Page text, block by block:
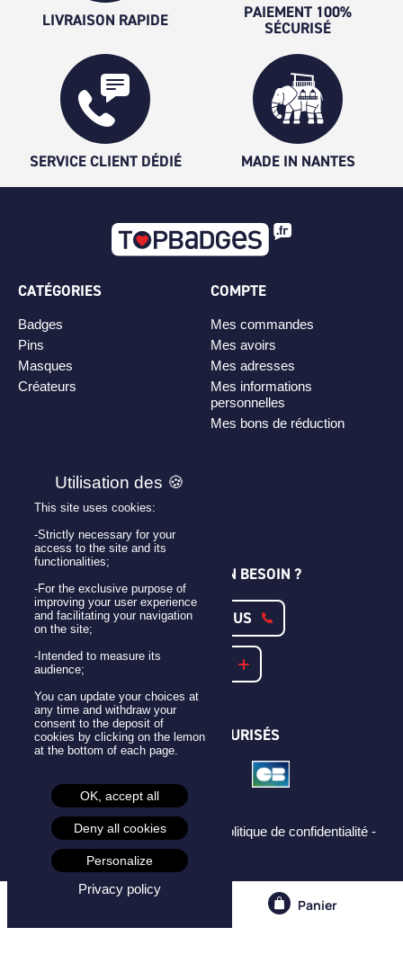
Panier
LIVRAISON RAPIDE
PAIEMENT 100%
SÉCURISÉ
SERVICE CLIENT DÉDIÉ MADE IN NANTES
CATÉGORIES
Badges
Pins
Masques
Créateurs
COMPTE
Mes commandes
Mes avoirs
Mes adresses
Mes informations
personnelles
Mes bons de réduction
PLAN DE SITE
Personnaliser son badge
UNE QUESTION ? UN BESOIN ?
CONTACTEZ-NOUS
NOTRE FAQ
PAIEMENTS SÉCURISÉS
Mentions légales -CGU - CGV -
Politique de confidentialité -
Cookies -
This site uses cookies:
-Strictly necessary for your
access to the site and its
functionalities;
-For the exclusive purpose of
improving your user experience
and facilitating your navigation
on the site;
-Intended to measure its
audience;
You can update your choices at
any time and withdraw your
consent to the deposit of
cookies by clicking on the lemon
at the bottom of each page.
OK, accept all
Deny all cookies
Personalize
Privacy policy